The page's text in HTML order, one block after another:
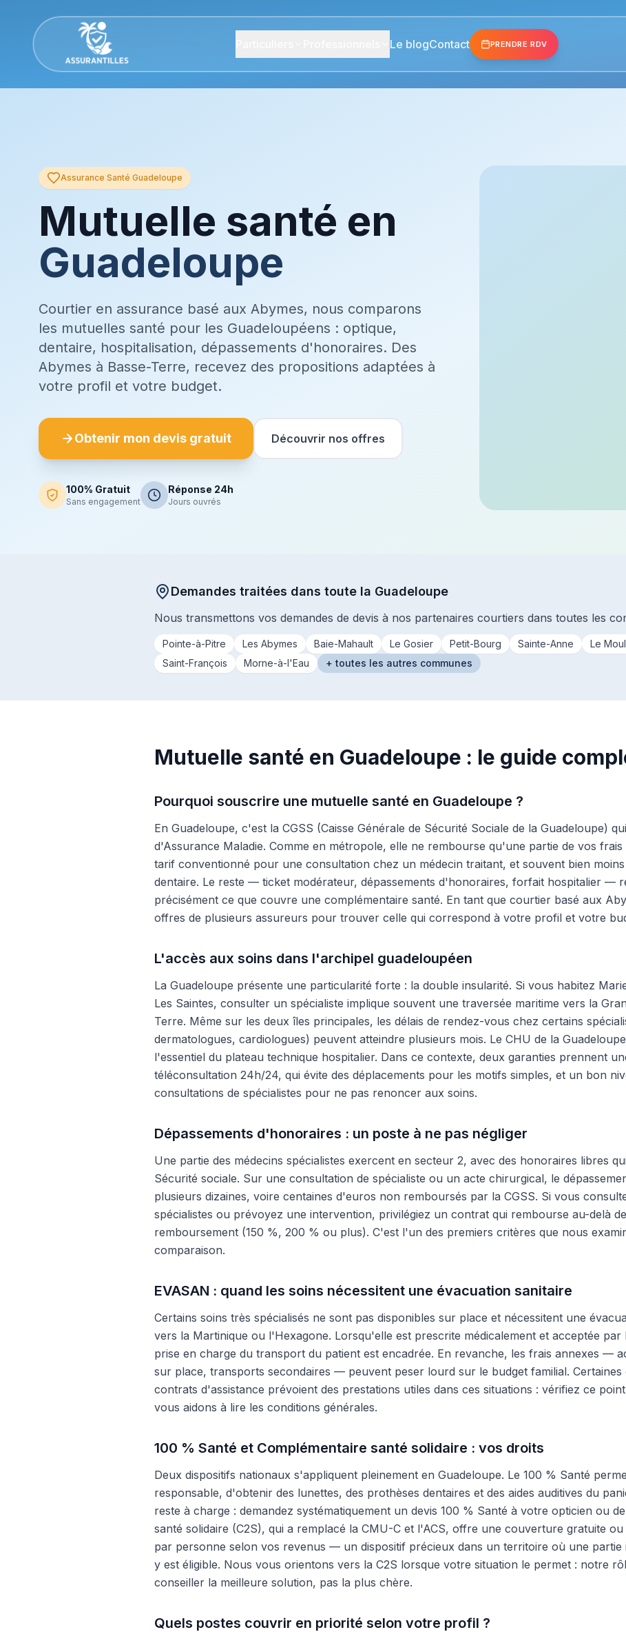
Le blogContact PRENDRE RDV
Assurance Santé Guadeloupe
Mutuelle santé en
Guadeloupe
Courtier en assurance basé aux Abymes, nous comparons
les mutuelles santé pour les Guadeloupéens : optique,
dentaire, hospitalisation, dépassements d'honoraires. Des
Abymes à Basse-Terre, recevez des propositions adaptées à
votre profil et votre budget.
Obtenir mon devis gratuit Découvrir nos offres
100% Gratuit
Sans engagement
Réponse 24h
Jours ouvrés
Demandes traitées dans toute la Guadeloupe
Nous transmettons vos demandes de devis à nos partenaires courtiers dans toutes les
Pointe-à-Pitre Les Abymes Baie-Mahault Le Gosier Petit-Bourg Sainte-Anne Le
Saint-François
Morne-à-l'Eau + toutes les autres communes
Mutuelle santé en Guadeloupe : le guide
Pourquoi souscrire une mutuelle santé en Guadeloupe ?
En Guadeloupe, c'est la CGSS (Caisse Générale de Sécurité Sociale de la Guadeloupe)
d'Assurance Maladie. Comme en métropole, elle ne rembourse qu'une partie de vos
tarif conventionné pour une consultation chez un médecin traitant, et souvent bien
dentaire. Le reste — ticket modérateur, dépassements d'honoraires, forfait hospitalier —
précisément ce que couvre une complémentaire santé. En tant que courtier basé aux
offres de plusieurs assureurs pour trouver celle qui correspond à votre profil et votre
L'accès aux soins dans l'archipel guadeloupéen
La Guadeloupe présente une particularité forte : la double insularité. Si vous habitez
Les Saintes, consulter un spécialiste implique souvent une traversée maritime vers la
Terre. Même sur les deux îles principales, les délais de rendez-vous chez certains
dermatologues, cardiologues) peuvent atteindre plusieurs mois. Le CHU de la
l'essentiel du plateau technique hospitalier. Dans ce contexte, deux garanties prennent
téléconsultation 24h/24, qui évite des déplacements pour les motifs simples, et un bon
consultations de spécialistes pour ne pas renoncer aux soins.
Dépassements d'honoraires : un poste à ne pas négliger
Une partie des médecins spécialistes exercent en secteur 2, avec des honoraires libres
Sécurité sociale. Sur une consultation de spécialiste ou un acte chirurgical, le
plusieurs dizaines, voire centaines d'euros non remboursés par la CGSS. Si vous
spécialistes ou prévoyez une intervention, privilégiez un contrat qui rembourse au-delà
remboursement (150 %, 200 % ou plus). C'est l'un des premiers critères que nous
comparaison.
EVASAN : quand les soins nécessitent une évacuation sanitaire
Certains soins très spécialisés ne sont pas disponibles sur place et nécessitent une
vers la Martinique ou l'Hexagone. Lorsqu'elle est prescrite médicalement et acceptée par
prise en charge du transport du patient est encadrée. En revanche, les frais annexes —
sur place, transports secondaires — peuvent peser lourd sur le budget familial. Certaines
contrats d'assistance prévoient des prestations utiles dans ces situations : vérifiez ce
vous aidons à lire les conditions générales.
100 % Santé et Complémentaire santé solidaire : vos droits
Deux dispositifs nationaux s'appliquent pleinement en Guadeloupe. Le 100 % Santé
responsable, d'obtenir des lunettes, des prothèses dentaires et des aides auditives du
reste à charge : demandez systématiquement un devis 100 % Santé à votre opticien ou
santé solidaire (C2S), qui a remplacé la CMU-C et l'ACS, offre une couverture gratuite
par personne selon vos revenus — un dispositif précieux dans un territoire où une partie
y est éligible. Nous vous orientons vers la C2S lorsque votre situation le permet : notre
conseiller la meilleure solution, pas la plus chère.
Quels postes couvrir en priorité selon votre profil ?